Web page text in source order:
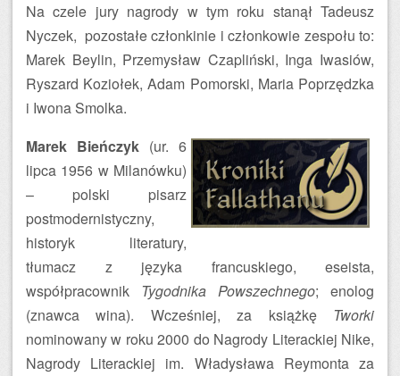
Na czele jury nagrody w tym roku stanął Tadeusz
Nyczek, pozostałe członkinie i członkowie zespołu to:
Marek Beylin, Przemysław Czapliński, Inga Iwasiów,
Ryszard Koziołek, Adam Pomorski, Maria Poprzędzka
i Iwona Smolka.
Marek Bieńczyk (ur. 6
lipca 1956 w Milanówku)
– polski pisarz
postmodernistyczny,
historyk literatury,
tłumacz z języka francuskiego, eseista,
współpracownik Tygodnika Powszechnego; enolog
(znawca wina). Wcześniej, za książkę Tworki
nominowany w roku 2000 do Nagrody Literackiej Nike,
Nagrody Literackiej im. Władysława Reymonta za